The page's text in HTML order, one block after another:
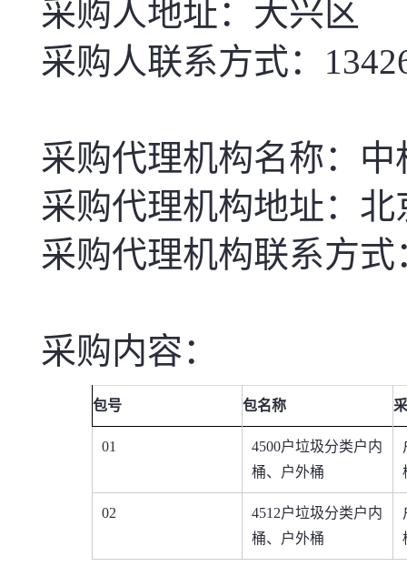
采购人地址：大兴区
采购人联系方式：
采购代理机构名称：
采购代理机构地址：
采购代理机构联系方式
采购内容：
包号 包名称
01 4500户垃圾分类户内
桶、户外桶
02 4512户垃圾分类户内
桶、户外桶